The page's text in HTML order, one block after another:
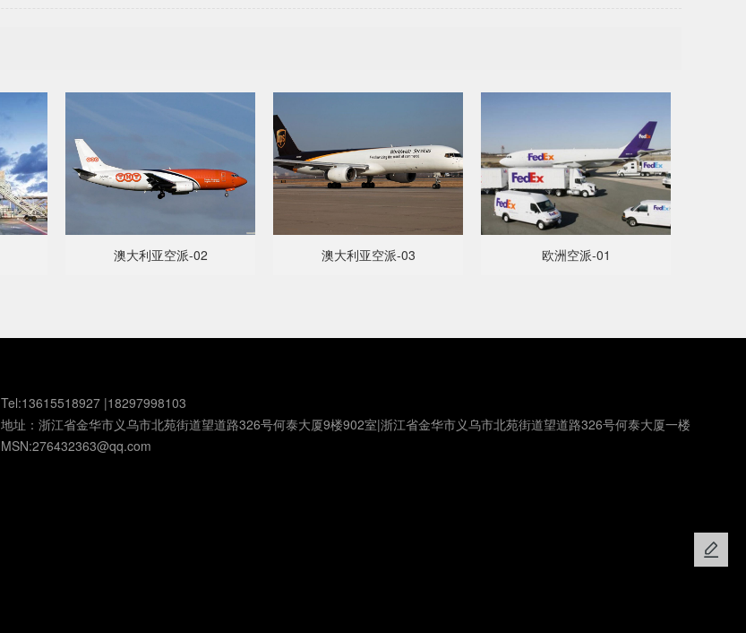
澳大利亚空派-02 澳大利亚空派-03 欧洲空派-01
Tel:13615518927 |18297998103
地址：浙江省金华市义乌市北苑街道望道路326号何泰大厦9楼902室|浙江省金华市义乌市北苑街道望道路326号何泰大厦一楼
MSN:276432363@qq.com